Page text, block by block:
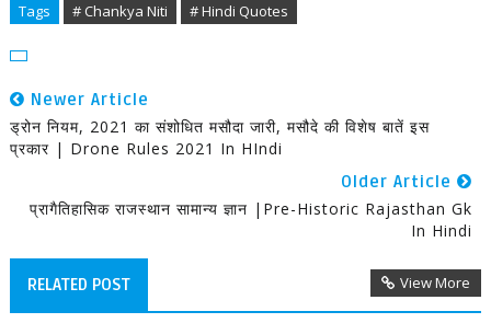
Tags # Chankya Niti # Hindi Quotes
Newer Article
ड्रोन नियम, 2021 का संशोधित मसौदा जारी, मसौदे की विशेष बातें इस
प्रकार | Drone Rules 2021 In HIndi
Older Article
प्रागैतिहासिक राजस्थान सामान्य ज्ञान |Pre-Historic Rajasthan Gk
In Hindi
RELATED POST View More